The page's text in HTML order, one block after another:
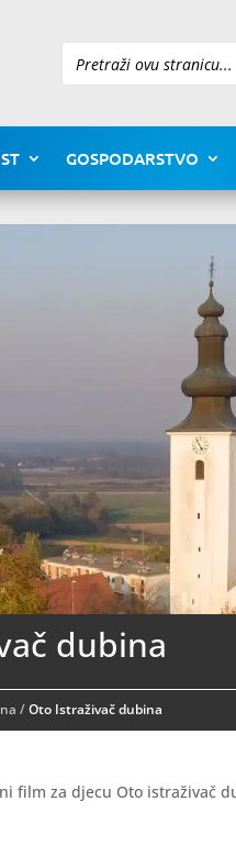
Pretraži
GOSPODARSTVO
dubina
/Oto Istraživač dubina
film za djecu Oto istraživač